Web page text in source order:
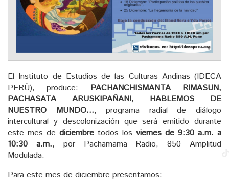
El Instituto de Estudios de las Culturas Andinas (IDECA
PERÚ), produce: PACHANCHISMANTA RIMASUN,
PACHASATA ARUSKIPAÑANI, HABLEMOS DE
NUESTRO MUNDO…, programa radial de diálogo
intercultural y descolonización que será emitido durante
este mes de diciembre todos los viernes de 9:30 a.m. a
10:30 a.m., por Pachamama Radio, 850 Amplitud
Modulada.
Para este mes de diciembre presentamos: